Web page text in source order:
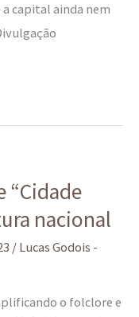
capital ainda nem
“Cidade
nacional
/ Lucas Godois -
o folclore e